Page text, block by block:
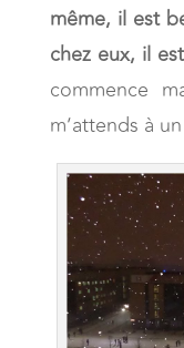
même, il est
chez eux, il
commence
m’attends à